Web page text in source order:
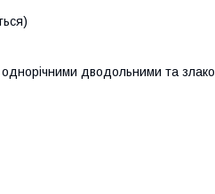
дводольними та